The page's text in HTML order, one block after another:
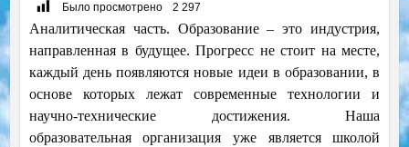
Было просмотрено 2 297
Аналитическая часть. Образование – это индустрия,
направленная в будущее. Прогресс не стоит на месте,
каждый день появляются новые идеи в образовании, в
основе которых лежат современные технологии и
научно-технические достижения. Наша
образовательная организация уже является школой